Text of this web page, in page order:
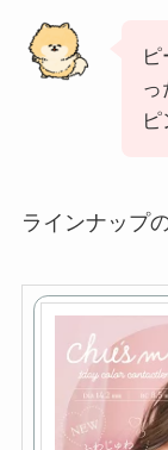
っ
ラインナップ